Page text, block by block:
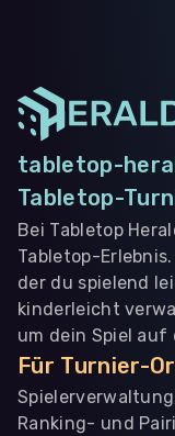
tabletop-
Tabletop-
Bei Tabletop
Tabletop-
der du spielend
kinderleicht
um dein Spiel auf
Für Turnier-
Ranking- und